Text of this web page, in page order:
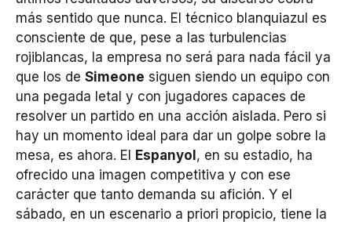
más sentido que nunca. El técnico blanquiazul es
consciente de que, pese a las turbulencias
rojiblancas, la empresa no será para nada fácil ya
que los de Simeone siguen siendo un equipo con
una pegada letal y con jugadores capaces de
resolver un partido en una acción aislada. Pero si
hay un momento ideal para dar un golpe sobre la
mesa, es ahora. El
Espanyol , en su estadio, ha
ofrecido una imagen competitiva y con ese
carácter que tanto demanda su afición. Y el
sábado, en un escenario a priori propicio, tiene la